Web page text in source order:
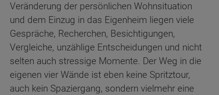
Veränderung der persönlichen Wohnsituation
und dem Einzug in das Eigenheim liegen viele
Gespräche, Recherchen, Besichtigungen,
Vergleiche, unzählige Entscheidungen und nicht
selten auch stressige Momente. Der Weg in die
eigenen vier Wände ist eben keine Spritztour,
auch kein Spaziergang, sondern vielmehr eine